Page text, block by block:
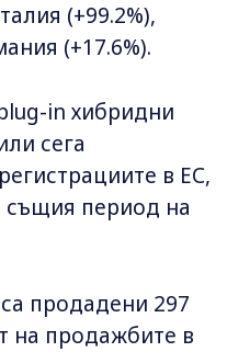
(+99.2%),
(+17.6%).
in хибридни
сега
в ЕС,
същия период на
продадени 297
на продажбите в